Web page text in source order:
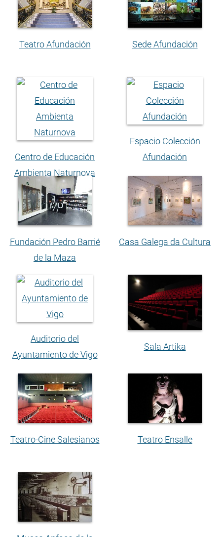
Teatro Afundación Sede Afundación
Centro de Educación
Ambienta Naturnova
Espacio Colección
Afundación
Fundación Pedro Barrié
de la Maza
Casa Galega da Cultura
Auditorio del
Ayuntamiento de Vigo
Sala Artika
Teatro-Cine Salesianos Teatro Ensalle